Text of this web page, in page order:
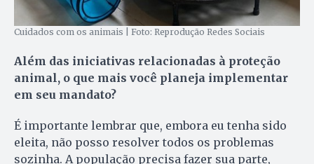
Cuidados com os animais | Foto: Reprodução Redes Sociais
Além das iniciativas relacionadas à proteção
animal, o que mais você planeja implementar
em seu mandato?
É importante lembrar que, embora eu tenha sido
eleita, não posso resolver todos os problemas
sozinha. A população precisa fazer sua parte,